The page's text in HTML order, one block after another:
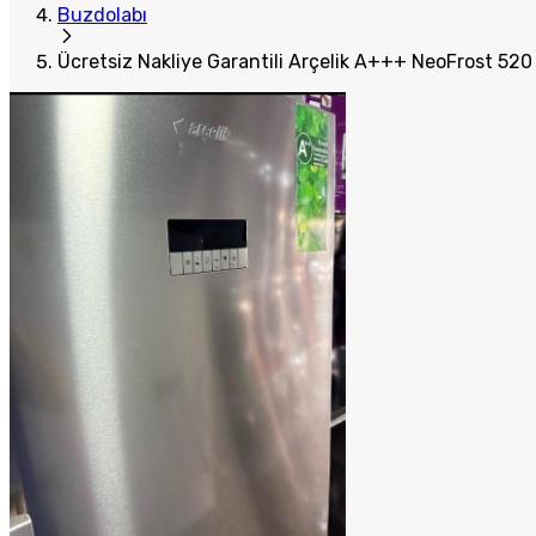
Buzdolabı
Ücretsiz Nakliye Garantili Arçelik A+++ NeoFrost 520